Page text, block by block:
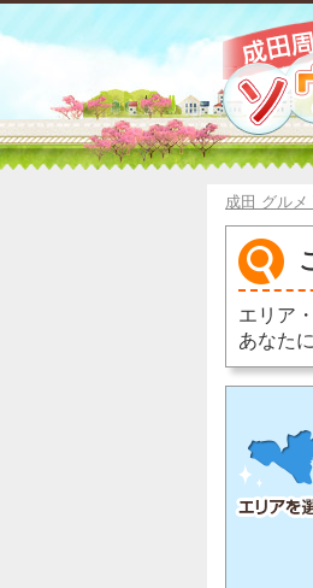
成田 グルメ
エリア
あなた